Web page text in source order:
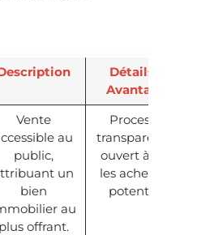
Détails et
Avantages
Vente
au
public,
un
bien
au
plus offrant.
Processus
transparent et
ouvert à tous
les acheteurs
potentiels.